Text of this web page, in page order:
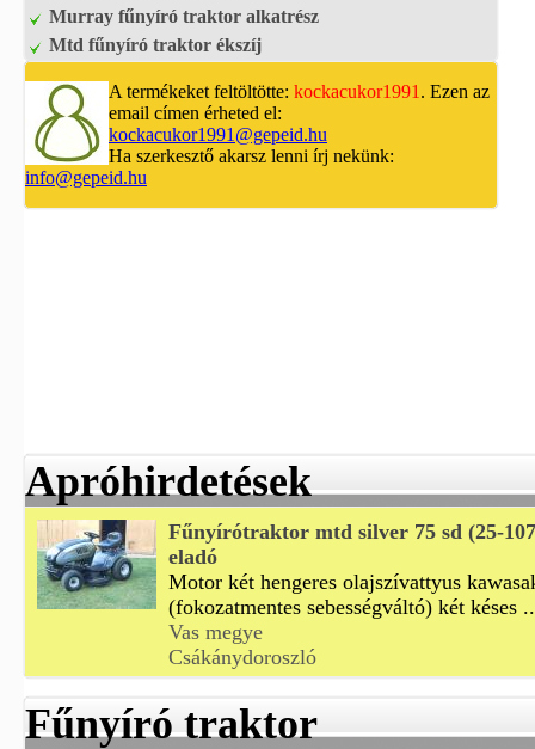
Murray fűnyíró traktor alkatrész
Mtd fűnyíró traktor ékszíj
A termékeket feltöltötte: kockacukor1991 . Ezen az
email címen érheted el:
kockacukor1991@gepeid.hu
Ha szerkesztő akarsz lenni írj nekünk:
info@gepeid.hu
Apróhirdetések
Fűnyírótraktor mtd silver 75 sd (25-
eladó
Motor két hengeres olajszívattyus
(fokozatmentes sebességváltó) két késes
Vas megye
Csákánydoroszló
Fűnyíró traktor